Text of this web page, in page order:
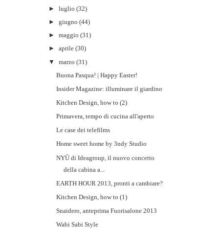
►luglio (32)
►giugno (44)
►maggio (31)
►aprile (30)
▼
marzo (31)
Buona Pasqua! | Happy Easter!
Insider Magazine: illuminare il giardino
Kitchen Design, how to (2)
Primavera, tempo di cucina all'aperto
Le case dei telefilms
Home sweet home by 3ndy Studio
NYÙ di Ideagroup, il nuovo concetto
della cabina a...
EARTH HOUR 2013, pronti a cambiare?
Kitchen Design, how to (1)
Snaidero, anteprima Fuorisalone 2013
Wabi Sabi Style